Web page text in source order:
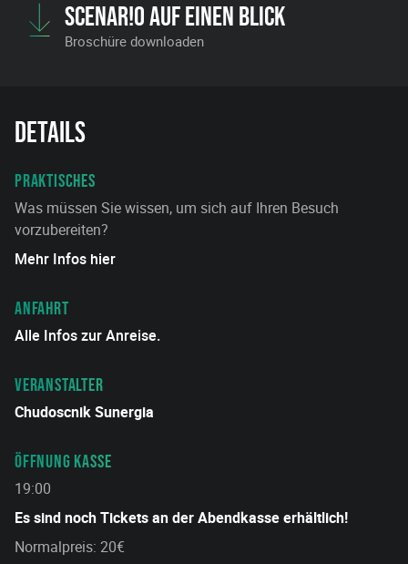
SCENAR!O AUF EINEN BLICK
Broschüre downloaden
Details
PRAKTISCHES
Was müssen Sie wissen, um sich auf Ihren Besuch
vorzubereiten?
Mehr Infos hier
ANFAHRT
Alle Infos zur Anreise.
VERANSTALTER
Chudoscnik Sunergia
ÖFFNUNG KASSE
19:00
Es sind noch Tickets an der Abendkasse erhältlich!
Normalpreis: 20€